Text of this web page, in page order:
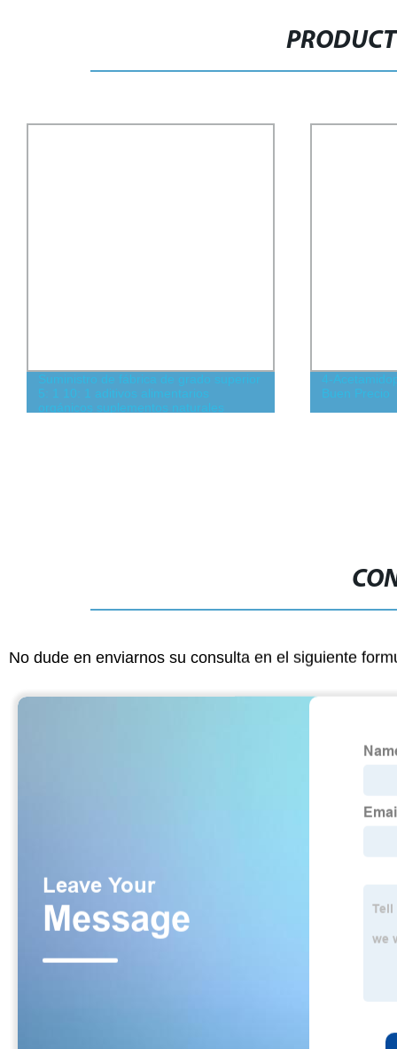
Suministro de fábrica de grado superior
5: 1 10: 1 aditivos alimentarios
orgánicos suplementos naturales
4-
Buen Precio
No dude en enviarnos su consulta en el siguiente